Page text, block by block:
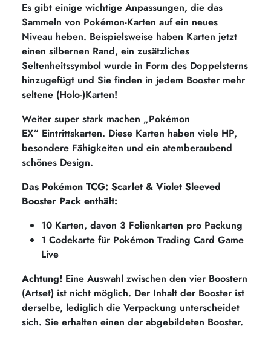
Es gibt einige wichtige Anpassungen, die das
Sammeln von Pokémon-Karten auf ein neues
Niveau heben. Beispielsweise haben Karten jetzt
einen silbernen Rand, ein zusätzliches
Seltenheitssymbol wurde in Form des Doppelsterns
hinzugefügt und Sie finden in jedem Booster mehr
seltene (Holo-)Karten!
Weiter super stark machen „Pokémon
EX“ Eintrittskarten. Diese Karten haben viele HP,
besondere Fähigkeiten und ein atemberaubend
schönes Design.
Das Pokémon TCG: Scarlet & Violet Sleeved
Booster Pack enthält:
10 Karten, davon 3 Folienkarten pro Packung
1 Codekarte für Pokémon Trading Card Game
Live
Achtung! Eine Auswahl zwischen den vier Boostern
(Artset) ist nicht möglich. Der Inhalt der Booster ist
derselbe, lediglich die Verpackung unterscheidet
sich. Sie erhalten einen der abgebildeten Booster.